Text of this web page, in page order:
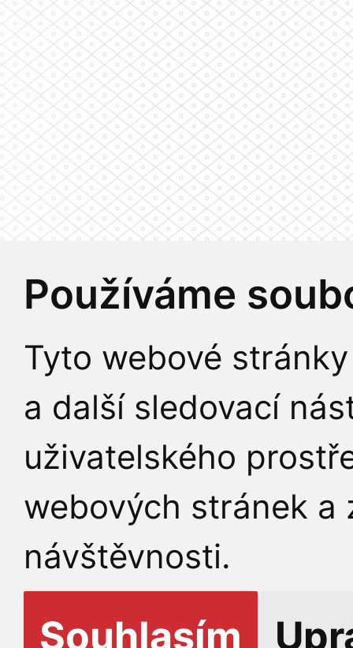
Používáme
Tyto webové
a další sledovací
uživatelského
webových stránek a
návštěvnosti.
Souhlasím